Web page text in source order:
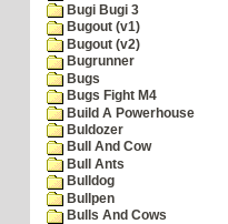
Bugi Bugi 3
Bugout (v1)
Bugout (v2)
Bugrunner
Bugs
Bugs Fight M4
Build A Powerhouse
Buldozer
Bull And Cow
Bull Ants
Bulldog
Bullpen
Bulls And Cows